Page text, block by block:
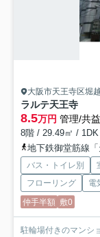
大阪市天王寺区堀
ラルテ天王寺
8.5万円 管理/共
8階 / 29.49㎡ /
地下鉄御堂筋線
バス・トイレ別
フローリング
電
仲手半額 敷0
駐輪場付きのマンシ